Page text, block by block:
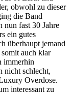
obwohl zu dieser
die Band
nun fast 30 Jahre
ein gutes
überhaupt jemand
auch klar
immerhin
nicht schlecht,
Overdose.
interessant zu